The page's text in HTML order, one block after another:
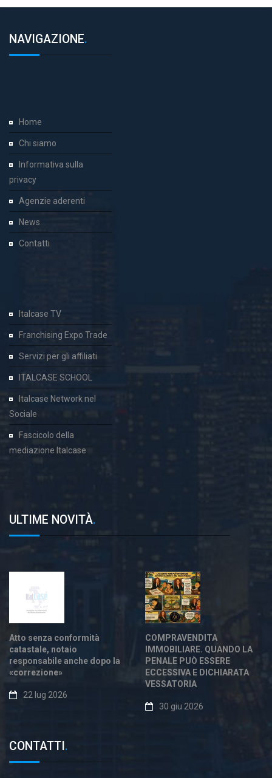
NAVIGAZIONE.
Home
Chi siamo
Informativa sulla
privacy
Agenzie aderenti
News
Contatti
Italcase TV
Franchising Expo Trade
Servizi per gli affiliati
ITALCASE SCHOOL
Italcase Network nel
Sociale
Fascicolo della
mediazione Italcase
ULTIME NOVITÀ.
Atto senza conformità
catastale, notaio
responsabile anche dopo la
«correzione»
22 lug 2026
COMPRAVENDITA
IMMOBILIARE. QUANDO LA
PENALE PUÒ ESSERE
ECCESSIVA E DICHIARATA
VESSATORIA
30 giu 2026
CONTATTI .